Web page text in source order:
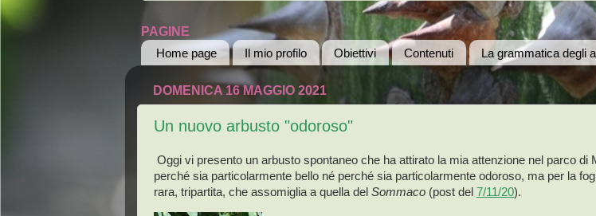
PAGINE
Home page
Il mio profilo Obiettivi Contenuti La grammatica degli
DOMENICA 16 MAGGIO 2021
Un nuovo arbusto "odoroso"
Oggi vi presento un arbusto spontaneo che ha attirato la mia attenzione nel parco di
perché sia particolarmente bello né perché sia particolarmente odoroso, ma per la
rara, tripartita, che assomiglia a quella del Sommaco (post del 7/11/20).